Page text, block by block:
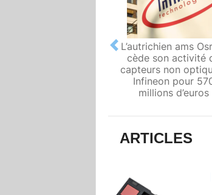
L’autrichien ams
cède son activité
capteurs non
Infineon pour
millions d’euros
Previous
ARTICLES